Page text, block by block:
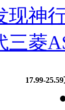
现神
三菱
17.99-